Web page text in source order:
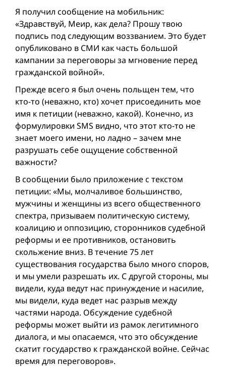
Я получил сообщение на мобильник:
«Здравствуй, Меир, как дела? Прошу твою
подпись под следующим воззванием. Это будет
опубликовано в СМИ как часть большой
кампании за переговоры за мгновение перед
гражданской вой­ной».
Прежде всего я был очень польщен тем, что
кто-то (неважно, кто) хочет присоединить мое
имя к петиции (неважно, какой). Конечно, из
формулировки SMS видно, что этот кто-то не
знает моего имени, но ладно – зачем мне
разрушать себе ощущение собственной
важности?
В сообщении было приложение с текстом
петиции: «Мы, молчаливое большинство,
мужчины и женщины из всего общественного
спектра, призываем политическую систему,
коалицию и оппозицию, сторонников судебной
реформы и ее противников, остановить
скольжение вниз. В течение 75 лет
существования государства было много споров,
и мы умели разрешать их. С другой стороны, мы
видели, куда ведут нас принуждение и насилие,
мы видели, куда ведет нас разрыв между
частями народа. Обсуждение судебной
реформы может выйти из рамок легитимного
диалога, и мы опасаемся, что это обсуждение
скатит государство к гражданской вой­не. Сейчас
время для переговоров».